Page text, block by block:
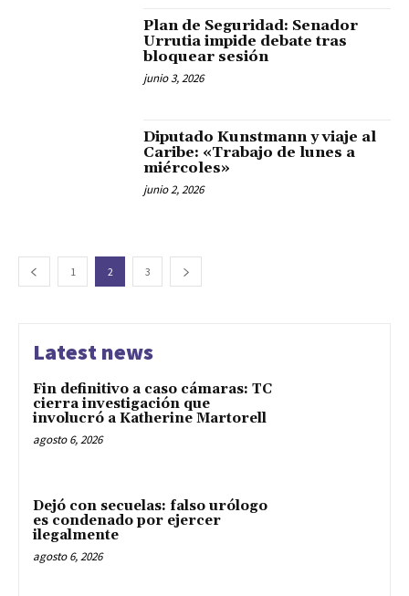
Plan de Seguridad: Senador
Urrutia impide debate tras
bloquear sesión
junio 3, 2026
Diputado Kunstmann y viaje al
Caribe: «Trabajo de lunes a
miércoles»
junio 2, 2026
1 2 3
Latest news
Fin definitivo a caso cámaras: TC
cierra investigación que
involucró a Katherine Martorell
agosto 6, 2026
Dejó con secuelas: falso urólogo
es condenado por ejercer
ilegalmente
agosto 6, 2026